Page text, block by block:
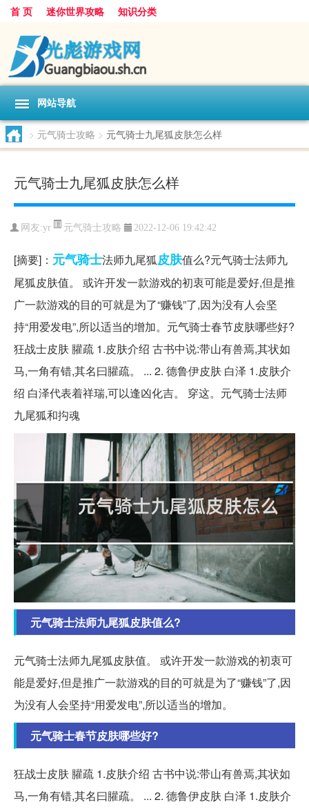
首 页 迷你世界攻略 知识分类
网站导航
> 元气骑士攻略 > 元气骑士九尾狐皮肤怎么样
元气骑士九尾狐皮肤怎么样
网友:yr 元气骑士攻略 2022-12-06 19:42:42
[摘要]： 元气骑士法师九尾狐皮肤值么?元气骑士法师九
尾狐皮肤值。 或许开发一款游戏的初衷可能是爱好,但是推
广一款游戏的目的可就是为了“赚钱”了,因为没有人会坚
持“用爱发电”,所以适当的增加。元气骑士春节皮肤哪些好?
狂战士皮肤 䑏疏 1.皮肤介绍 古书中说:带山有兽焉,其状如
马,一角有错,其名曰䑏疏。 ... 2. 德鲁伊皮肤 白泽 1.皮肤介
绍 白泽代表着祥瑞,可以逢凶化吉。 穿这。元气骑士法师
九尾狐和抅魂
元气骑士法师九尾狐皮肤值么?
元气骑士法师九尾狐皮肤值。 或许开发一款游戏的初衷可
能是爱好,但是推广一款游戏的目的可就是为了“赚钱”了,因
为没有人会坚持“用爱发电”,所以适当的增加。
元气骑士春节皮肤哪些好?
狂战士皮肤 䑏疏 1.皮肤介绍 古书中说:带山有兽焉,其状如
马,一角有错,其名曰䑏疏。 ... 2. 德鲁伊皮肤 白泽 1.皮肤介